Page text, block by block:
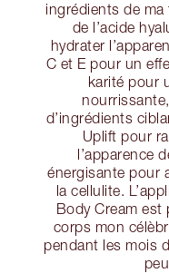
ingrédients de
de l’acide
hydrater
C et E pour un
karité pour
d’ingrédients
Uplift pour
l’apparence
énergisante pour
la cellulite.
Body Cream est
corps mon
pendant les mois